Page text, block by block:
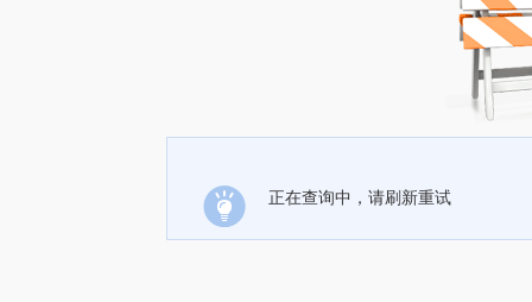
正在查询中，请刷新重试